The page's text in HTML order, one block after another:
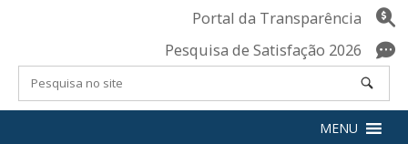
Portal da Transparência
Pesquisa de Satisfação 2026
MENU